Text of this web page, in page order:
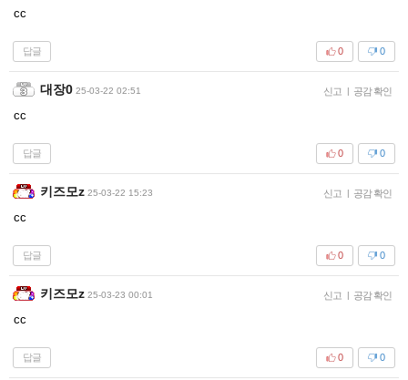
cc
답글 0
0
대장0 25-03-22 02:51 신고 | 공감 확인
cc
답글 0
0
키즈모z 25-03-22 15:23 신고 | 공감 확인
cc
답글 0
0
키즈모z 25-03-23 00:01 신고 | 공감 확인
cc
답글 0
0